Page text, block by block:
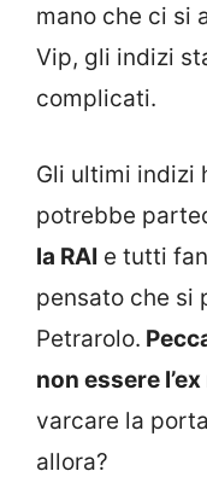
mano che ci si
Vip, gli indizi
complicati.
Gli ultimi indizi
potrebbe
la RAI e tutti
pensato che si
Petrarolo.
non essere
varcare la
allora?